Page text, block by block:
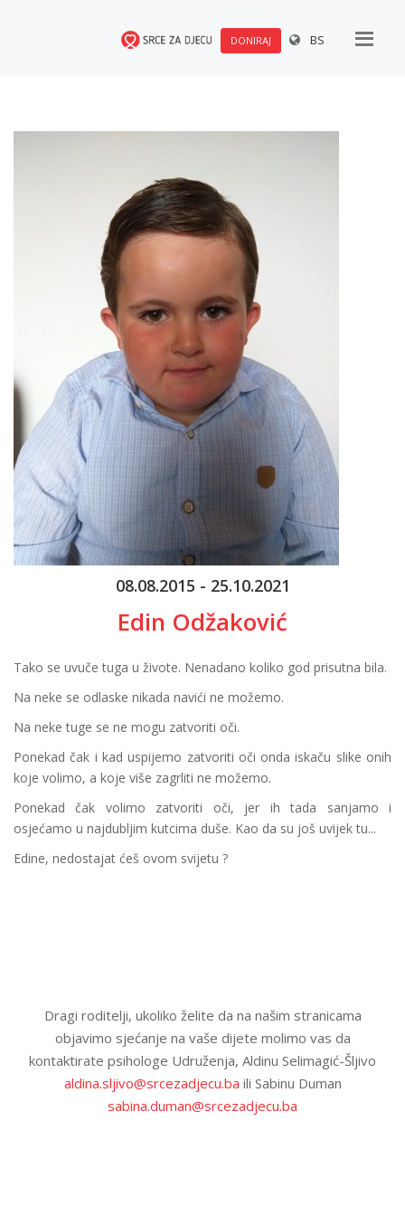
DONIRAJ BS
08.08.2015 - 25.10.2021
Edin Odžaković
Tako se uvuče tuga u živote. Nenadano koliko god prisutna bila.
Na neke se odlaske nikada navići ne možemo.
Na neke tuge se ne mogu zatvoriti oči.
Ponekad čak i kad uspijemo zatvoriti oči onda iskaču slike onih
koje volimo, a koje više zagrliti ne možemo.
Ponekad čak volimo zatvoriti oči, jer ih tada sanjamo i
osjećamo u najdubljim kutcima duše. Kao da su još uvijek tu...
Edine, nedostajat ćeš ovom svijetu ?
Dragi roditelji, ukoliko želite da na našim stranicama
objavimo sjećanje na vaše dijete molimo vas da
kontaktirate psihologe Udruženja, Aldinu Selimagić-Šljivo
aldina.sljivo@srcezadjecu.ba ili Sabinu Duman
sabina.duman@srcezadjecu.ba